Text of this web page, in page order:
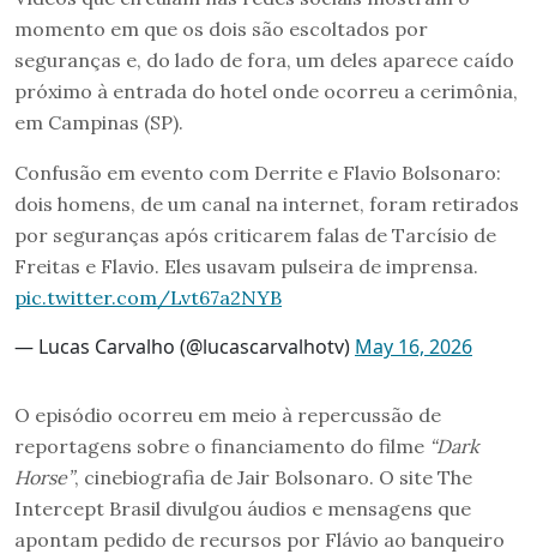
momento em que os dois são escoltados por
seguranças e, do lado de fora, um deles aparece caído
próximo à entrada do hotel onde ocorreu a cerimônia,
em Campinas (SP).
Confusão em evento com Derrite e Flavio Bolsonaro:
dois homens, de um canal na internet, foram retirados
por seguranças após criticarem falas de Tarcísio de
Freitas e Flavio. Eles usavam pulseira de imprensa.
pic.twitter.com/Lvt67a2NYB
— Lucas Carvalho (@lucascarvalhotv) May 16, 2026
O episódio ocorreu em meio à repercussão de
reportagens sobre o financiamento do filme “Dark
Horse”, cinebiografia de Jair Bolsonaro. O site The
Intercept Brasil divulgou áudios e mensagens que
apontam pedido de recursos por Flávio ao banqueiro